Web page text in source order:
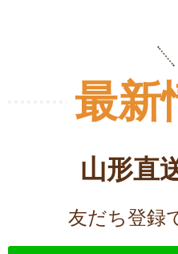
最新
山形直
友だち登録